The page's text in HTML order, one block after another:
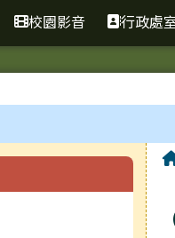
校園影音 行政處